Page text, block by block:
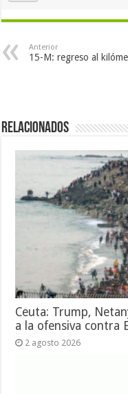
Anterior
15-M: regreso al
Relacionados
Ceuta: Trump,
a la ofensiva contra
2 agosto 2026